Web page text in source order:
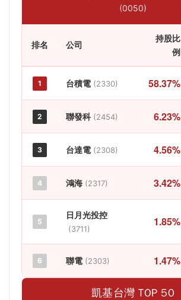
(0050)
排名 公司
持股比
例
1 台積電 (2330) 58.37%
2 聯發科 (2454) 6.23%
3 台達電 (2308) 4.56%
4 鴻海 (2317) 3.42%
5
日月光投控
(3711)
1.85%
6 聯電 (2303) 1.47%
凱基台灣 TOP 50